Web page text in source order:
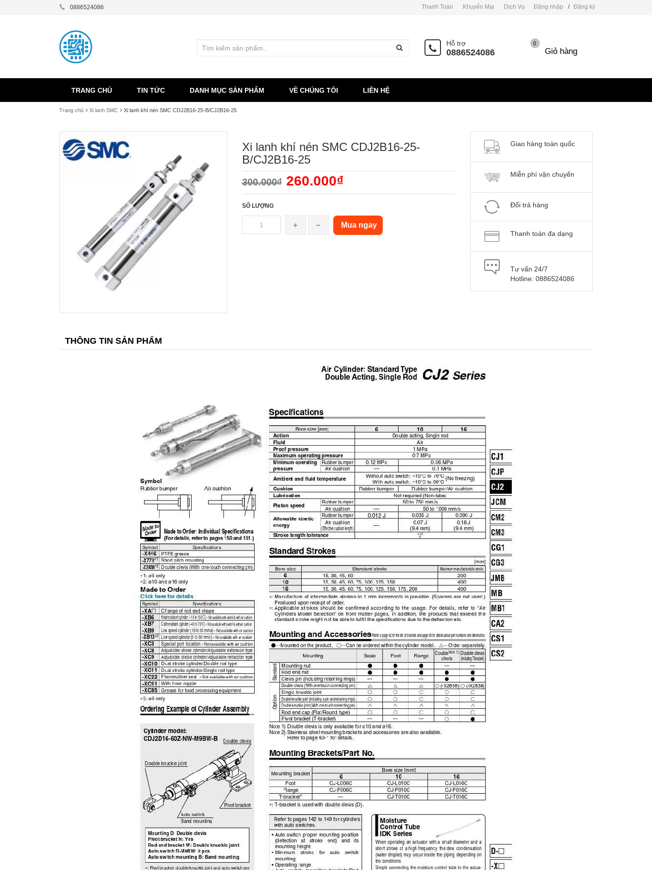
0886524086 Đăng nhập / Đăng ký
Thanh Toán Khuyến Mại Dịch Vụ
Hỗ trợ
0886524086 Giỏ hàng
0
TRANG CHỦ TIN TỨC DANH MỤC SẢN PHẨM VỀ CHÚNG TÔI LIÊN HỆ
Trang chủ Xi lanh SMC Xi lanh khí nén SMC CDJ2B16-25-B/CJ2B16-25
Xi lanh khí nén SMC CDJ2B16-25-
B/CJ2B16-25
300.000₫ 260.000₫
SỐ LƯỢNG
Mua ngay
Giao hàng toàn quốc
Miễn phí vận chuyển
Đổi trả hàng
Thanh toán đa dạng
Tư vấn 24/7
Hotline: 0886524086
THÔNG TIN SẢN PHẨM